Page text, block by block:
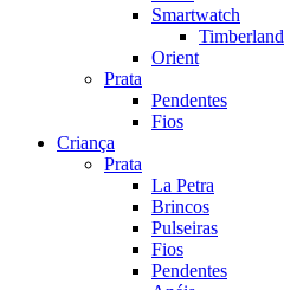
Smartwatch
Timberland
Orient
Prata
Pendentes
Fios
Criança
Prata
La Petra
Brincos
Pulseiras
Fios
Pendentes